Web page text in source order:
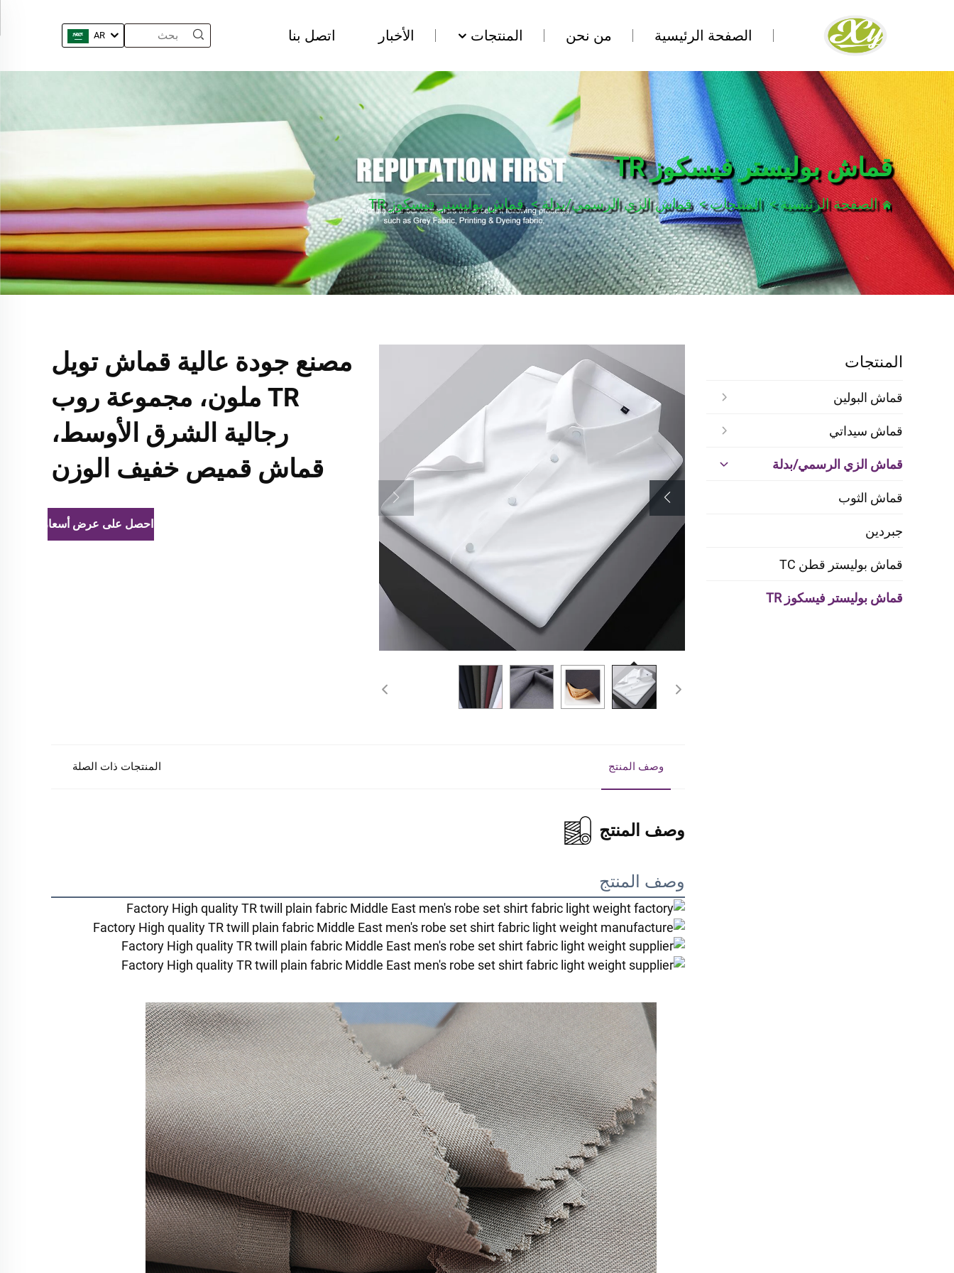
الصفحة الرئيسية من نحن المنتجات الأخبار اتصل بنا AR
قماش بوليستر فيسكوز TR
الصفحة الرئيسية>المنتجات>قماش الزي الرسمي/بدلة>قماش بوليستر فيسكوز TR
المنتجات
قماش البولين
قماش سيداتي
قماش الزي الرسمي/بدلة
قماش الثوب
جبردين
قماش بوليستر قطن TC
قماش بوليستر فيسكوز TR
مصنع جودة عالية قماش تويل
TR ملون، مجموعة روب
رجالية الشرق الأوسط،
قماش قميص خفيف الوزن
احصل على عرض أسعار
وصف المنتج المنتجات ذات الصلة
وصف المنتج
وصف المنتج